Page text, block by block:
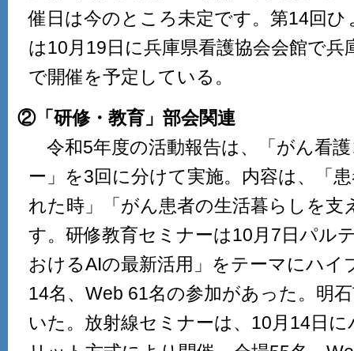
催日は今のところ未定です。第14回
は10月19日に兵庫県看護協会会館で兵
で開催を予定している。
②「研修・教育」部会関連
令和5年度の活動報告は、「がん看
ー」を3回に分けて実施。内容は、「
れた時」「がん患者の生活暮らしを支
す。研修教育セミナーは10月7日パル
おけるAIの最新活用」をテーマにハイ
14名、Web 61名の参加があった。明
いた。放射線セミナーは、10月14日